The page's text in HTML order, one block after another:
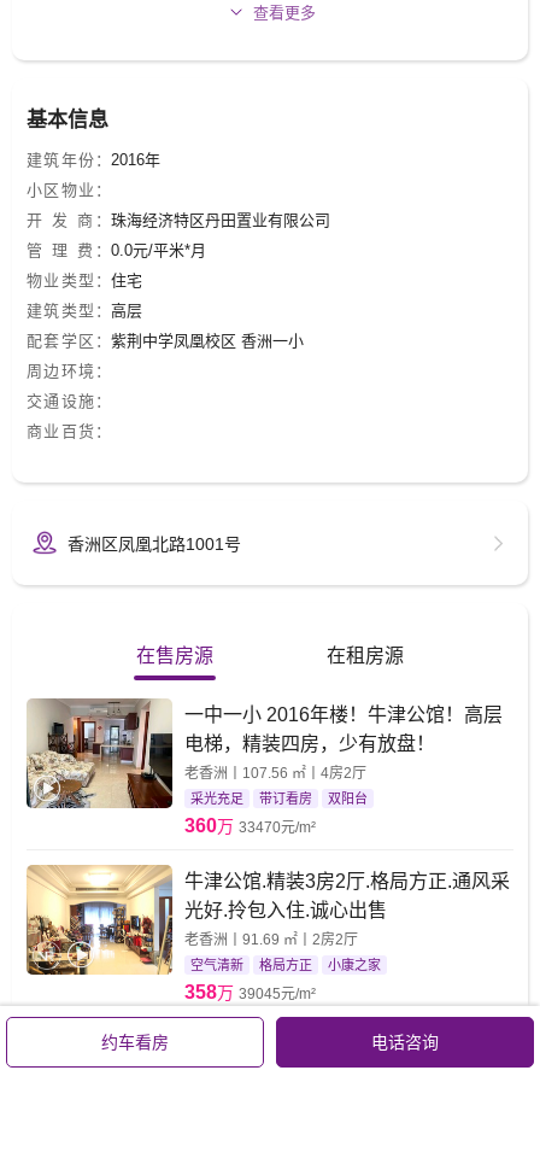
保健院、珠海市人民医院、中山大学附属第五医院以及周
园、野狸岛、凤凰山脉相伴，信步可至蜿蜒海岸线、浪漫
3302㎡，总建筑面积23352 ㎡，住宅建筑面积12384
㎡，商业建筑面积4045 ㎡，地下建筑面积6301 ㎡ 总套数
164 套，户型区间为60 ㎡-152 ㎡（含两套复式） 绿化率
31％，车位数量为91个（地下室）；160个（设双层机械
停车位后） 项目1-4层为商业；5层为架空层，有520平米
绿化；6-27层为住宅。其中，622层为：3梯8户；2227层
为：3梯6户。
查看更多
基本信息
建筑年份： 2016年
小区物业：
开 发 商： 珠海经济特区丹田置业有限公司
管 理 费： 0.0元/平米*月
物业类型： 住宅
建筑类型： 高层
配套学区： 紫荆中学凤凰校区 香洲一小
周边环境：
交通设施：
商业百货：
香洲区凤凰北路1001号
在售房源 在租房源
一中一小 2016年楼！牛津公馆！高层
电梯，精装四房，少有放盘！
老香洲丨107.56 ㎡丨4房2厅
采光充足 带订看房 双阳台
360万33470元/m²
牛津公馆.精装3房2厅.格局方正.通风采
光好.拎包入住.诚心出售
老香洲丨91.69 ㎡丨2房2厅
空气清新 格局方正 小康之家
358万39045元/m²
一中一小 精装修 牛津公馆 价格可以谈
约车看房 电话咨询